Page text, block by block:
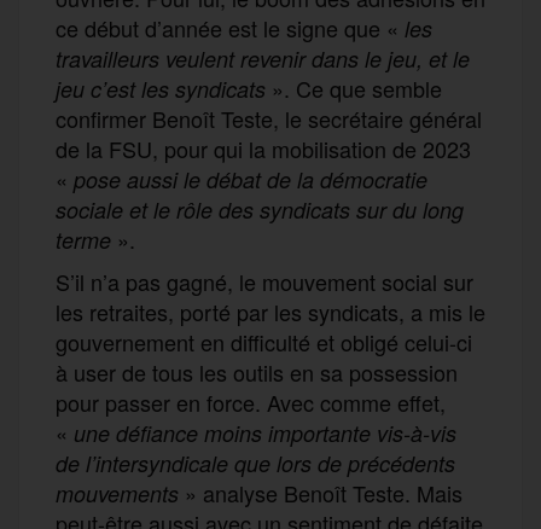
ce début d’année est le signe que « les
travailleurs veulent revenir dans le jeu, et le
jeu c’est les syndicats ». Ce que semble
confirmer Benoît Teste, le secrétaire général
de la FSU, pour qui la mobilisation de 2023
« pose aussi le débat de la démocratie
sociale et le rôle des syndicats sur du long
terme ».
S’il n’a pas gagné, le mouvement social sur
les retraites, porté par les syndicats, a mis le
gouvernement en difficulté et obligé celui-ci
à user de tous les outils en sa possession
pour passer en force. Avec comme effet,
« une défiance moins importante vis-à-vis
de l’intersyndicale que lors de précédents
mouvements » analyse Benoît Teste. Mais
peut-être aussi avec un sentiment de défaite